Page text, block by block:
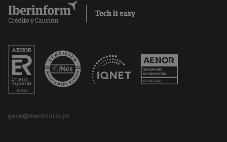
geral@iberinform.pt